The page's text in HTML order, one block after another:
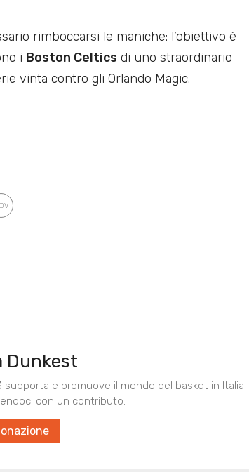
rimboccarsi le maniche: l’obiettivo è
i Boston Celtics di uno straordinario
vinta contro gli Orlando Magic.
Dunkest
e promuove il mondo del basket in Italia.
con un contributo.